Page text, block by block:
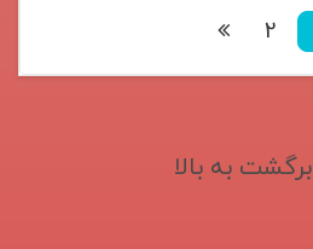
2
برگشت به بالا